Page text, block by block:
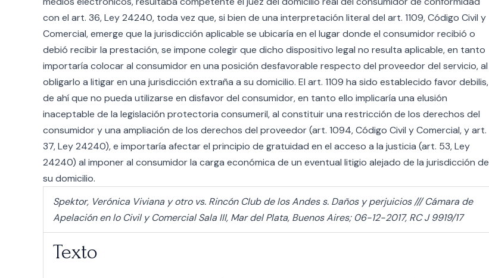
con el art. 36, Ley 24240, toda vez que, si bien de una interpretación literal del art. 1109, Código Civil y
Comercial, emerge que la jurisdicción aplicable se ubicaría en el lugar donde el consumidor recibió o
debió recibir la prestación, se impone colegir que dicho dispositivo legal no resulta aplicable, en tanto
importaría colocar al consumidor en una posición desfavorable respecto del proveedor del servicio, al
obligarlo a litigar en una jurisdicción extraña a su domicilio. El art. 1109 ha sido establecido favor debilis,
de ahí que no pueda utilizarse en disfavor del consumidor, en tanto ello implicaría una elusión
inaceptable de la legislación protectoria consumeril, al constituir una restricción de los derechos del
consumidor y una ampliación de los derechos del proveedor (art. 1094, Código Civil y Comercial, y art.
37, Ley 24240), e importaría afectar el principio de gratuidad en el acceso a la justicia (art. 53, Ley
24240) al imponer al consumidor la carga económica de un eventual litigio alejado de la jurisdicción de
su domicilio.
Spektor, Verónica Viviana y otro vs. Rincón Club de los Andes s. Daños y perjuicios /// Cámara de
Apelación en lo Civil y Comercial Sala III, Mar del Plata, Buenos Aires; 06-12-2017, RC J 9919/17
Texto